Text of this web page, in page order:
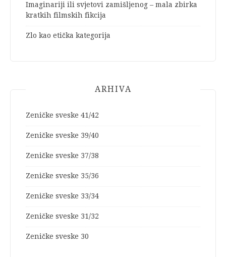
Imaginariji ili svjetovi zamišljenog – mala zbirka
kratkih filmskih fikcija
Zlo kao etička kategorija
ARHIVA
Zeničke sveske 41/42
Zeničke sveske 39/40
Zeničke sveske 37/38
Zeničke sveske 35/36
Zeničke sveske 33/34
Zeničke sveske 31/32
Zeničke sveske 30